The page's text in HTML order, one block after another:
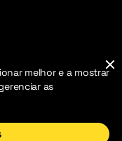
melhor e a mostrar
as